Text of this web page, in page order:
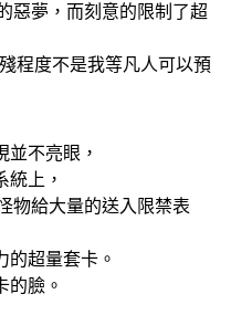
惡夢，而刻意的限制了超
程度不是我等凡人可以預
並不亮眼，
統上，
物給大量的送入限禁表
的超量套卡。
的臉。